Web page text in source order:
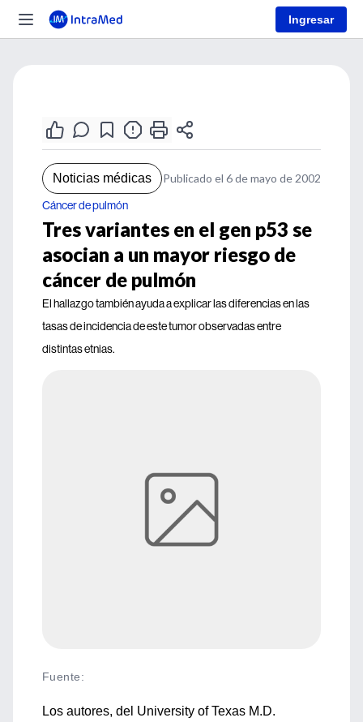
Ingresar
Noticias médicas Publicado el 6 de mayo de 2002
Cáncer de pulmón
Tres variantes en el gen p53 se
asocian a un mayor riesgo de
cáncer de pulmón
El hallazgo también ayuda a explicar las diferencias en las
tasas de incidencia de este tumor observadas entre
distintas etnias.
Fuente:
Los autores, del University of Texas M.D.